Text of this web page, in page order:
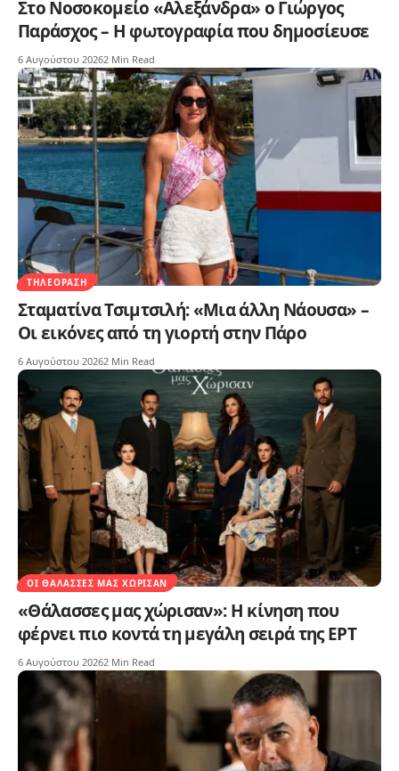
Στο Νοσοκομείο «Αλεξάνδρα» ο Γιώργος
Παράσχος – Η φωτογραφία που δημοσίευσε
6 Αυγούστου 20262 Min Read
ΤΗΛΕΌΡΑΣΗ
Σταματίνα Τσιμτσιλή: «Μια άλλη Νάουσα» –
Οι εικόνες από τη γιορτή στην Πάρο
6 Αυγούστου 20262 Min Read
ΟΙ ΘΆΛΑΣΣΕΣ ΜΑΣ ΧΏΡΙΣΑΝ
«Θάλασσες μας χώρισαν»: Η κίνηση που
φέρνει πιο κοντά τη μεγάλη σειρά της ΕΡΤ
6 Αυγούστου 20262 Min Read